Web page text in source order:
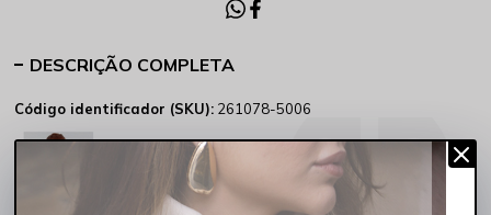
DESCRIÇÃO COMPLETA
Código identificador (SKU): 261078-5006